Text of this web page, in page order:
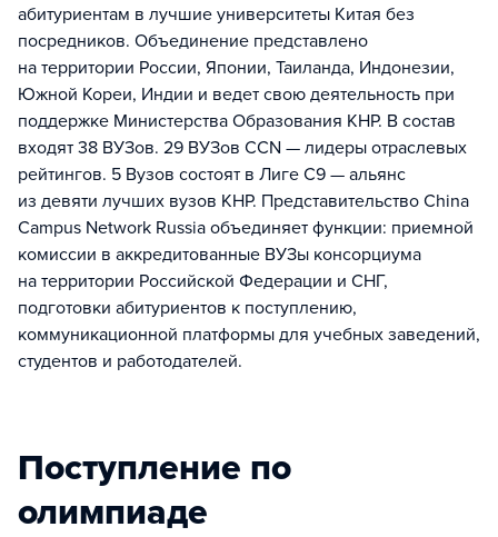
абитуриентам в лучшие университеты Китая без
посредников. Объединение представлено
на территории России, Японии, Таиланда, Индонезии,
Южной Кореи, Индии и ведет свою деятельность при
поддержке Министерства Образования КНР. В состав
входят 38 ВУЗов. 29 ВУЗов CCN — лидеры отраслевых
рейтингов. 5 Вузов состоят в Лиге С9 — альянс
из девяти лучших вузов КНР. Представительство China
Campus Network Russia объединяет функции: приемной
комиссии в аккредитованные ВУЗы консорциума
на территории Российской Федерации и СНГ,
подготовки абитуриентов к поступлению,
коммуникационной платформы для учебных заведений,
студентов и работодателей.
Поступление по
олимпиаде